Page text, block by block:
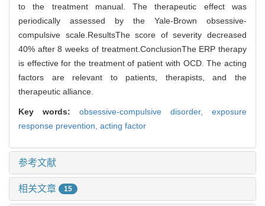
to the treatment manual. The therapeutic effect was
periodically assessed by the Yale-Brown obsessive-
compulsive scale.ResultsThe score of severity decreased
40% after 8 weeks of treatment.ConclusionThe ERP therapy
is effective for the treatment of patient with OCD. The acting
factors are relevant to patients, therapists, and the
therapeutic alliance.
Key words: obsessive-compulsive disorder, exposure
response prevention, acting factor
参考文献
相关文章 15